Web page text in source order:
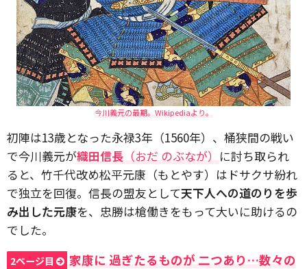
今川義元の最期。Wikipediaより。
初陣は13歳となった永禄3年（1560年）、桶狭間の戦い
で今川義元が織田信長 （おだ のぶなが） に討ち取られ
ると、竹千代改め松平元康（もとやす）はドサクサ紛れ
で独立を回復。信長の盟友として天下人への道のりを歩
み出した元康を、忠勝は槍働きをもって大いに助けるの
でした。
2ページ目
家康に 過ぎたるものが 二つあり…数々の